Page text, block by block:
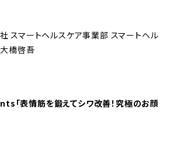
スマートヘルスケア事業部 スマートヘル
橋啓吾
「表情筋を鍛えてシワ改善！究極のお顔